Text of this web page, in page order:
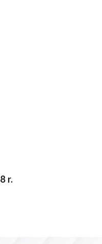
8 r.